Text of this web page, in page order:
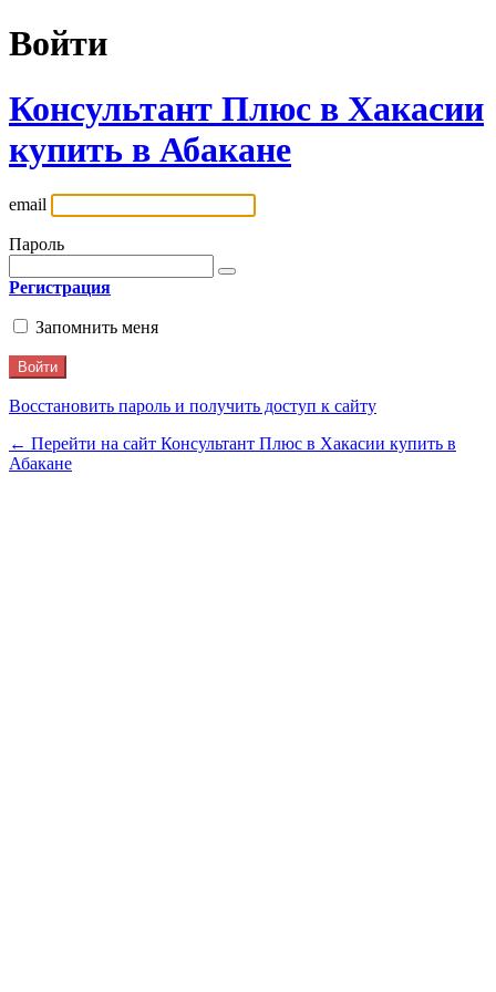
Войти
Консультант Плюс в Хакасии
купить в Абакане
email
Пароль
Регистрация
Запомнить меня
Восстановить пароль и получить доступ к сайту
← Перейти на сайт Консультант Плюс в Хакасии купить в
Абакане